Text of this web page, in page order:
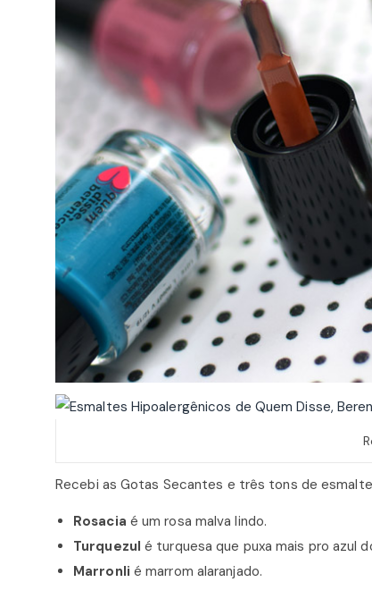
Recebi as Gotas Secantes e três tons de
Rosacia é um rosa malva lindo.
Turquezul é turquesa que puxa mais pro azul
Marronli é marrom alaranjado.